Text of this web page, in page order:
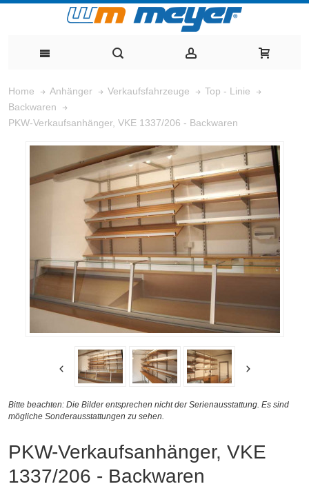
Home Anhänger Verkaufsfahrzeuge
Top - Linie
Backwaren
PKW-Verkaufsanhänger, VKE 1337/206 - Backwaren
Bitte beachten: Die Bilder entsprechen nicht der Serienausstattung. Es sind
mögliche Sonderausstattungen zu sehen.
PKW-Verkaufsanhänger, VKE
1337/206 - Backwaren